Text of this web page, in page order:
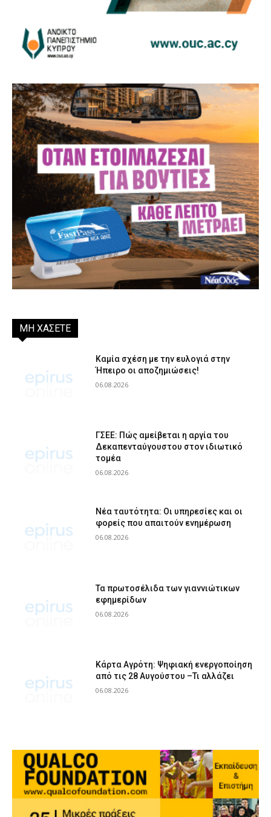
ΜΗ ΧΑΣΕΤΕ
Καμία σχέση με την ευλογιά στην
Ήπειρο οι αποζημιώσεις!
06.08.2026
ΓΣΕΕ: Πώς αμείβεται η αργία του
Δεκαπενταύγουστου στον ιδιωτικό
τομέα
06.08.2026
Νέα ταυτότητα: Οι υπηρεσίες και οι
φορείς που απαιτούν ενημέρωση
06.08.2026
Τα πρωτοσέλιδα των γιαννιώτικων
εφημερίδων
06.08.2026
Κάρτα Αγρότη: Ψηφιακή ενεργοποίηση
από τις 28 Αυγούστου –Τι αλλάζει
06.08.2026